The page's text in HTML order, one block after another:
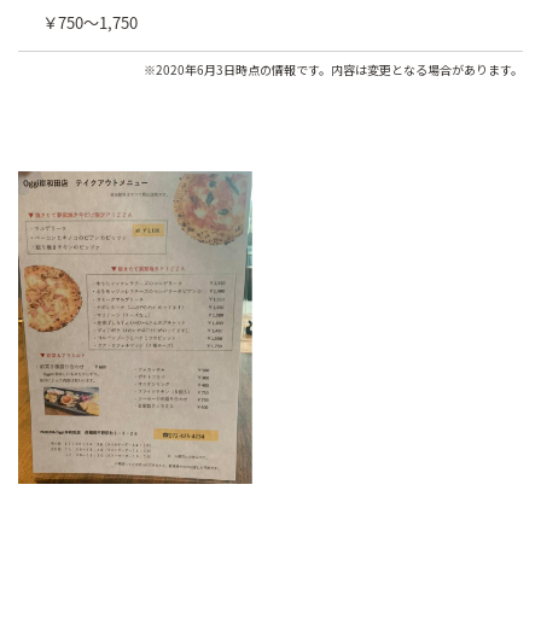
￥750〜1,750
※2020年6月3日時点の情報です。内容は変更となる場合があります。